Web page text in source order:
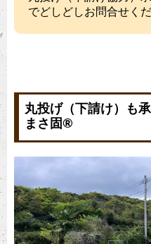
でどしどしお問合せく
丸投げ（下請け）も
まさ固®︎